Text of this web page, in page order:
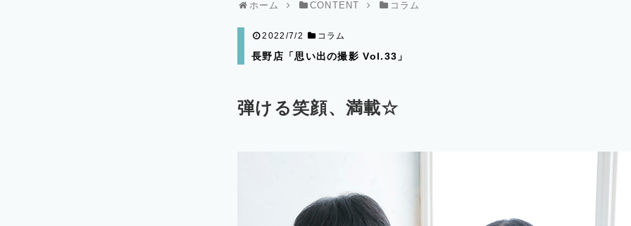
ホーム CONTENT コラム
2022/7/2 コラム
長野店「思い出の撮影 Vol.33」
弾ける笑顔、満載☆